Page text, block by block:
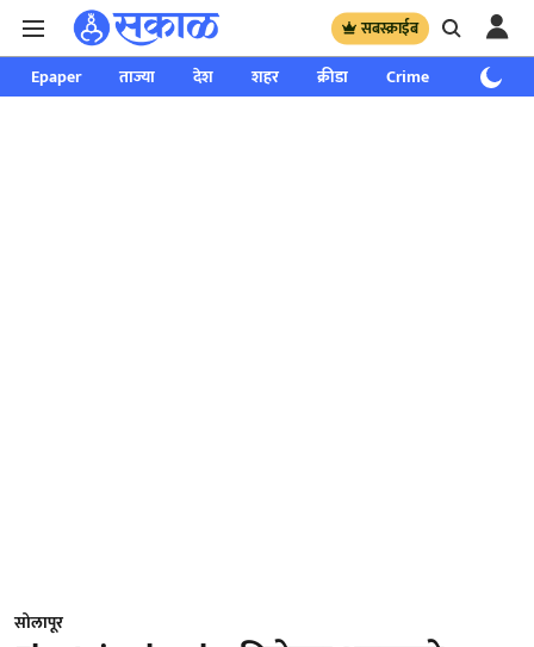
सबस्क्राईब
Epaper ताज्या देश शहर क्रीडा Crime साप्ताहिक
सोलापूर